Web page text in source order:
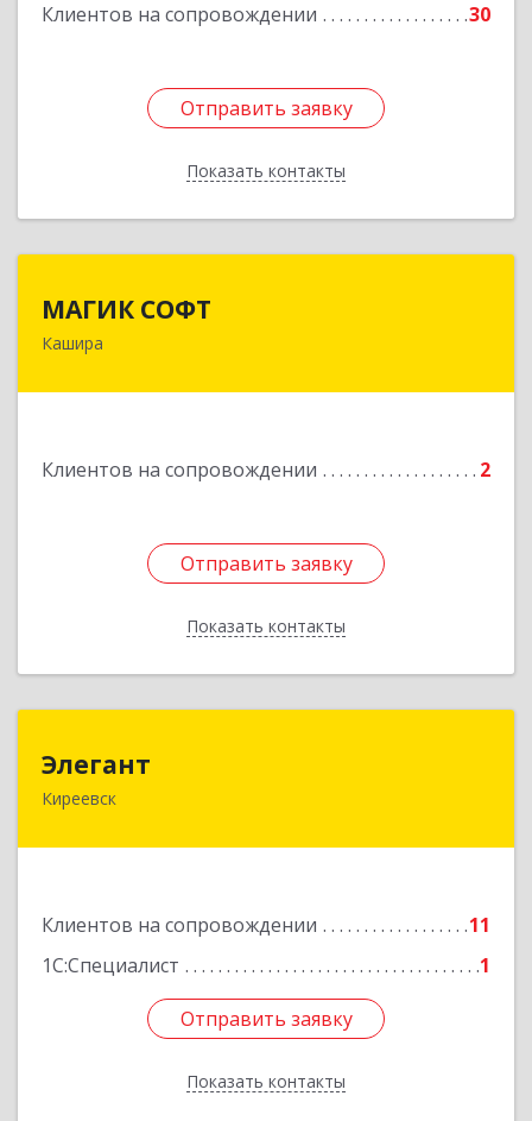
Клиентов на сопровождении 30
Отправить заявку
Показать контакты
Подробнее
Отправить заявку
Назад
МАГИК СОФТ
Кашира
Клиентов на сопровождении 2
Отправить заявку
Показать контакты
Отправить заявку
Назад
Элегант
Киреевск
Клиентов на сопровождении
11
1С:Специалист
1
Отправить заявку
Показать контакты
301262, Тульская обл, Киреевск г, Чехова ул,
Отправить заявку
Назад